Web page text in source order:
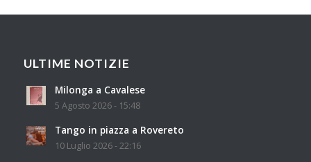
ULTIME NOTIZIE
Milonga a Cavalese
5 Agosto 2026 - 15:48
Tango in piazza a Rovereto
10 Luglio 2026 - 22:16